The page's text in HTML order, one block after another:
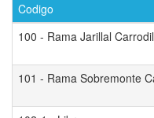
Codigo
100 - Rama Jarillal
101 - Rama Sobremonte